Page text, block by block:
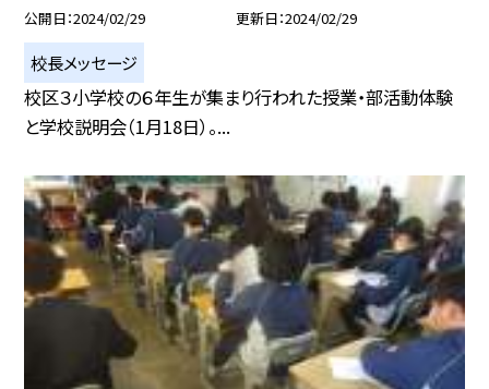
公開日 2024/02/29 更新日 2024/02/29
校長メッセージ
校区３小学校の６年生が集まり行われた授業・部活動体験
と学校説明会（1月18日）。...